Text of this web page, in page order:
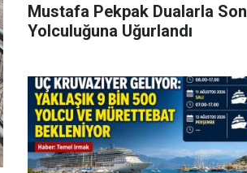
Mustafa Pekpak Dualarla Son
Yolculuğuna Uğurlandı